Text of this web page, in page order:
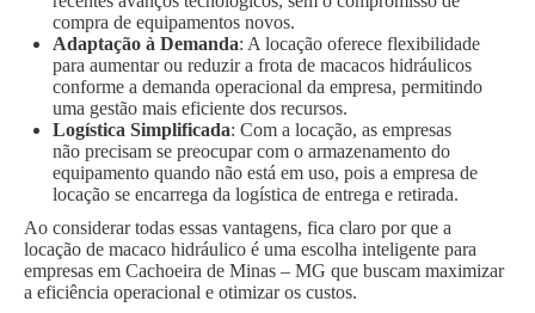
compra de equipamentos novos.
Adaptação à Demanda: A locação oferece flexibilidade
para aumentar ou reduzir a frota de macacos hidráulicos
conforme a demanda operacional da empresa, permitindo
uma gestão mais eficiente dos recursos.
Logística Simplificada: Com a locação, as empresas
não precisam se preocupar com o armazenamento do
equipamento quando não está em uso, pois a empresa de
locação se encarrega da logística de entrega e retirada.
Ao considerar todas essas vantagens, fica claro por que a
locação de macaco hidráulico é uma escolha inteligente para
empresas em Cachoeira de Minas – MG que buscam maximizar
a eficiência operacional e otimizar os custos.